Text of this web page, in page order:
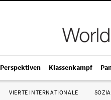
Perspektiven Klassenkampf
VIERTE INTERNATIONALE